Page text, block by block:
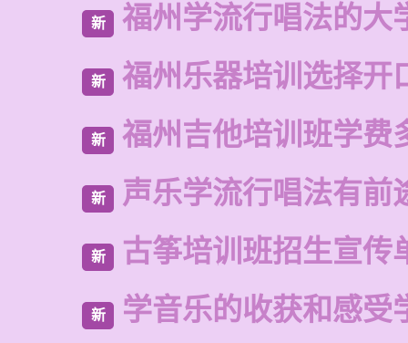
新 福州学流行唱法的大
新 福州乐器培训选择开
新 福州吉他培训班学费
新 声乐学流行唱法有前
新 古筝培训班招生宣传
新 学音乐的收获和感受